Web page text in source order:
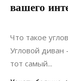
вашего
17.09.2024
Что такое
Угловой
тот самый...